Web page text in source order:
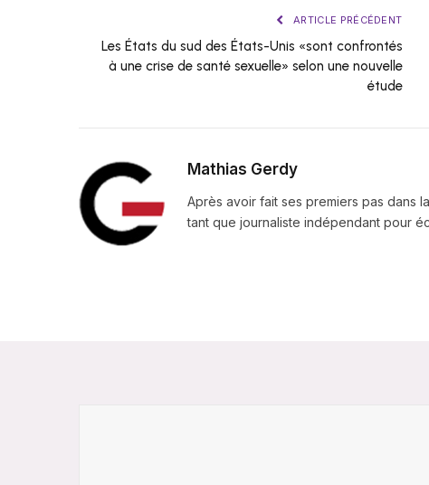
ARTICLE PRÉCÉDENT
Les États du sud des États-Unis «sont confrontés
à une crise de santé sexuelle» selon une nouvelle
étude
Mathias Gerdy
Après avoir fait ses premiers pas dans
tant que journaliste indépendant pour